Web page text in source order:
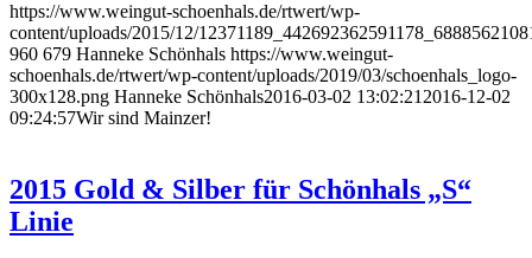
https://www.weingut-schoenhals.de/rtwert/wp-
content/uploads/2015/12/
960 679 Hanneke Schönhals https://www.weingut-
schoenhals.de/rtwert/wp-content/uploads/2019/03/schoenhals_logo-
300x128.png Hanneke Schönhals2016-03-02 13:02:212016-12-02
09:24:57Wir sind Mainzer!
2015 Gold & Silber für Schönhals „S“
Linie